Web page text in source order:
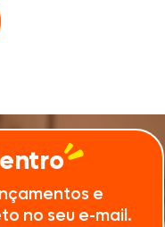
e
no seu e-mail.